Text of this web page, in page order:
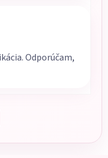
Odporúčam,